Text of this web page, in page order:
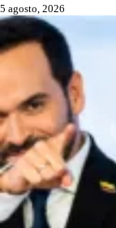
5 agosto, 2026